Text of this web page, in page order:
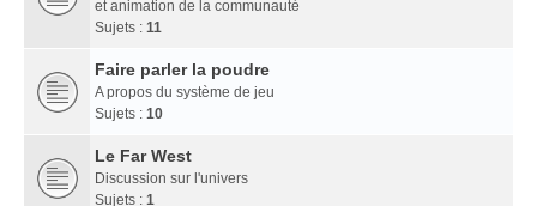
et animation de la communauté
Sujets : 11
Faire parler la poudre
A propos du système de jeu
Sujets : 10
Le Far West
Discussion sur l'univers
Sujets : 1